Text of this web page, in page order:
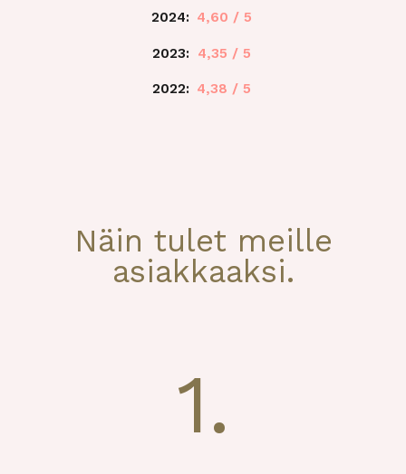
2024: 4,60 / 5
2023: 4,35 / 5
2022: 4,38 / 5
Näin tulet meille
asiakkaaksi.
1.